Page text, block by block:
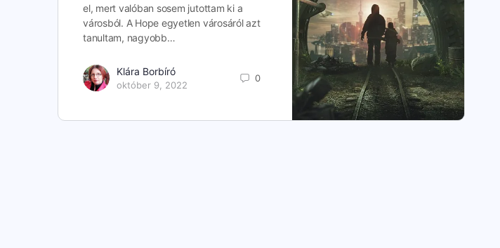
el, mert valóban sosem jutottam ki a
városból. A Hope egyetlen városáról azt
tanultam, nagyobb…
Klára Borbíró
október 9, 2022
0